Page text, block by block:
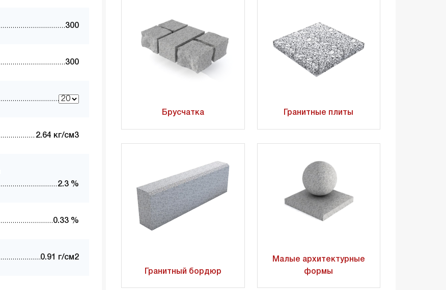
Брусчатка Гранитные плиты
Гранитный бордюр
Малые архитектурные
формы
300
300
2.64 кг/см3
2.3 %
0.33 %
0.91 г/см2